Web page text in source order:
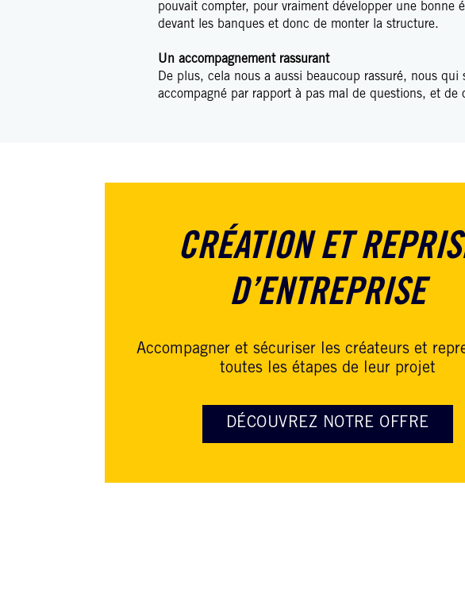
pouvait compter, pour vraiment développer une bonne
devant les banques et donc de monter la structure.
Un accompagnement rassurant
De plus, cela nous a aussi beaucoup rassuré, nous
accompagné par rapport à pas mal de questions, et de
CRÉATION ET
D’ENTREPRISE
Accompagner et sécuriser les créateurs et
toutes les étapes de leur projet
DÉCOUVREZ NOTRE OFFRE